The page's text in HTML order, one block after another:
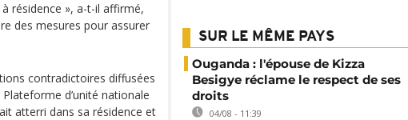
résidence », a-t-il affirmé,
des mesures pour assurer
contradictoires diffusées
d’unité nationale
atterri dans sa résidence et
SUR LE MÊME PAYS
Ouganda : l'épouse de Kizza
Besigye réclame le respect de ses
droits
04/08 - 11:39